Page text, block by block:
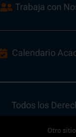
Trabaja con
Calendario
Todos los